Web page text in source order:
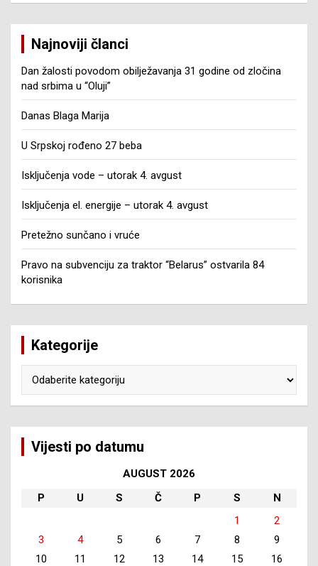
Najnoviji članci
Dan žalosti povodom obilježavanja 31 godine od zločina
nad srbima u “Oluji”
Danas Blaga Marija
U Srpskoj rođeno 27 beba
Isključenja vode – utorak 4. avgust
Isključenja el. energije – utorak 4. avgust
Pretežno sunčano i vruće
Pravo na subvenciju za traktor “Belarus” ostvarila 84
korisnika
Kategorije
Vijesti po datumu
AUGUST 2026
P
U S Č P S
N
1
2
3
4 5 6 7 8
9
10
11 12 13 14 15
16